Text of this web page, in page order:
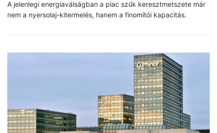
A jelenlegi energiaválságban a piac szűk keresztmetszete már
nem a nyersolaj-kitermelés, hanem a finomítói kapacitás.